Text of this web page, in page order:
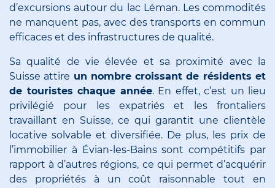
d’excursions autour du lac Léman. Les commodités
ne manquent pas, avec des transports en commun
efficaces et des infrastructures de qualité.
Sa qualité de vie élevée et sa proximité avec la
Suisse attire un nombre croissant de résidents et
de touristes chaque année. En effet, c’est un lieu
privilégié pour les expatriés et les frontaliers
travaillant en Suisse, ce qui garantit une clientèle
locative solvable et diversifiée. De plus, les prix de
l’immobilier à Évian-les-Bains sont compétitifs par
rapport à d’autres régions, ce qui permet d’acquérir
des propriétés à un coût raisonnable tout en